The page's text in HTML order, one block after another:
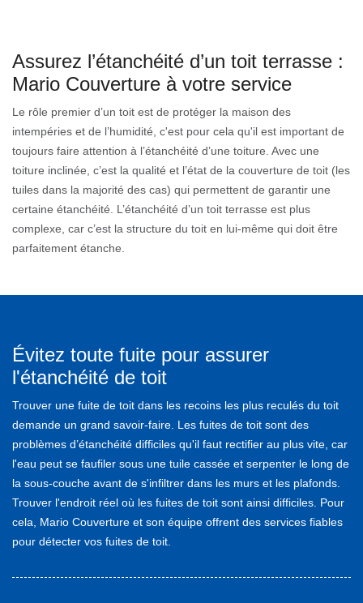
Assurez l’étanchéité d’un toit terrasse :
Mario Couverture à votre service
Le rôle premier d’un toit est de protéger la maison des
intempéries et de l’humidité, c'est pour cela qu'il est important de
toujours faire attention à l’étanchéité d’une toiture. Avec une
toiture inclinée, c’est la qualité et l’état de la couverture de toit (les
tuiles dans la majorité des cas) qui permettent de garantir une
certaine étanchéité. L’étanchéité d’un toit terrasse est plus
complexe, car c’est la structure du toit en lui-même qui doit être
parfaitement étanche.
Évitez toute fuite pour assurer
l'étanchéité de toit
Trouver une fuite de toit dans les recoins les plus reculés du toit
demande un grand savoir-faire. Les fuites de toit sont des
problèmes d’étanchéité difficiles qu'il faut rectifier au plus vite, car
l'eau peut se faufiler sous une tuile cassée et serpenter le long de
la sous-couche avant de s'infiltrer dans les murs et les plafonds.
Trouver l'endroit réel où les fuites de toit sont ainsi difficiles. Pour
cela, Mario Couverture et son équipe offrent des services fiables
pour détecter vos fuites de toit.